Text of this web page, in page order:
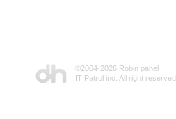
©2004-2026 Robin panel
IT Patrol inc. All right reserved.